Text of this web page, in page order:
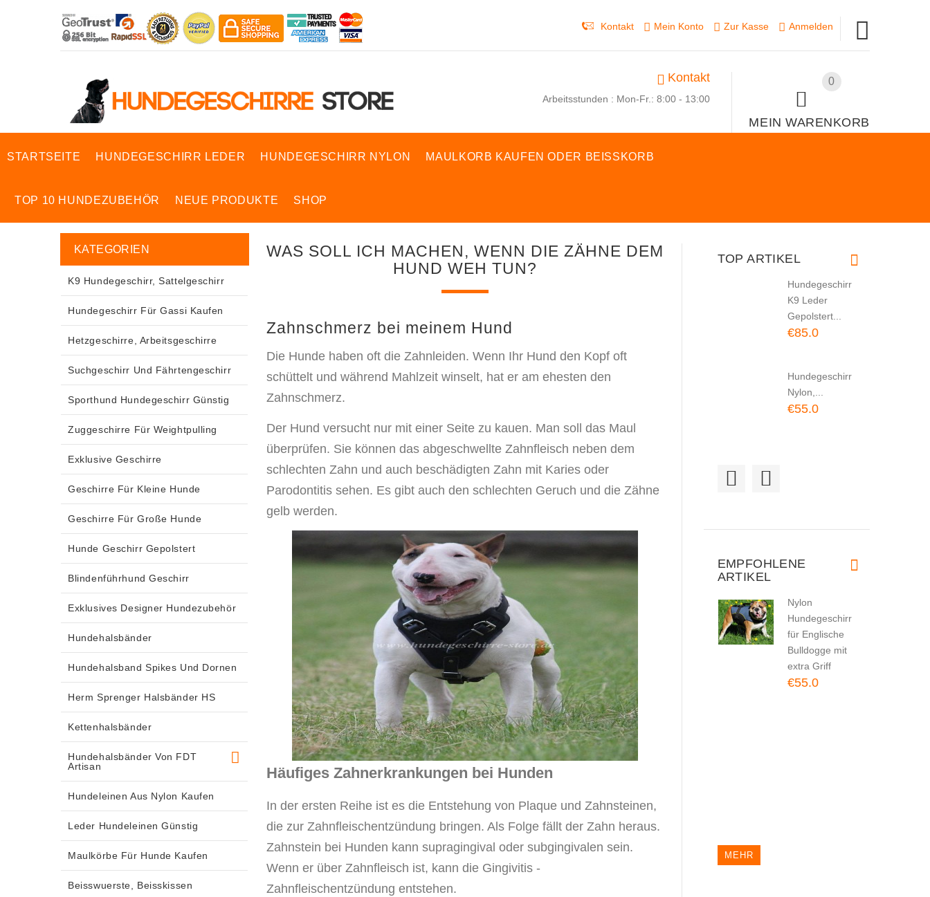
Kontakt Mein Konto Zur Kasse Anmelden
0
MEIN WARENKORB
Kontakt
Arbeitsstunden : Mon-Fr.: 8:00 - 13:00
STARTSEITE HUNDEGESCHIRR LEDER HUNDEGESCHIRR NYLON MAULKORB KAUFEN ODER BEISSKORB
TOP 10 HUNDEZUBEHÖR NEUE PRODUKTE SHOP
WAS SOLL ICH MACHEN, WENN DIE ZÄHNE DEM
HUND WEH TUN?
Zahnschmerz bei meinem Hund
Die Hunde haben oft die Zahnleiden. Wenn Ihr Hund den Kopf oft
schüttelt und während Mahlzeit winselt, hat er am ehesten den
Zahnschmerz.
Der Hund versucht nur mit einer Seite zu kauen. Man soll das Maul
überprüfen. Sie können das abgeschwellte Zahnfleisch neben dem
schlechten Zahn und auch beschädigten Zahn mit Karies oder
Parodontitis sehen. Es gibt auch den schlechten Geruch und die Zähne
gelb werden.
Häufiges Zahnerkrankungen bei Hunden
In der ersten Reihe ist es die Entstehung von Plaque und Zahnsteinen,
die zur Zahnfleischentzündung bringen. Als Folge fällt der Zahn heraus.
Zahnstein bei Hunden kann supragingival oder subgingivalen sein.
Wenn er über Zahnfleisch ist, kann die Gingivitis -
Zahnfleischentzündung entstehen.
KATEGORIEN
K9 Hundegeschirr, Sattelgeschirr
Hundegeschirr Für Gassi Kaufen
Hetzgeschirre, Arbeitsgeschirre
Suchgeschirr Und Fährtengeschirr
Sporthund Hundegeschirr Günstig
Zuggeschirre Für Weightpulling
Exklusive Geschirre
Geschirre Für Kleine Hunde
Geschirre Für Große Hunde
Hunde Geschirr Gepolstert
Blindenführhund Geschirr
Exklusives Designer Hundezubehör
Hundehalsbänder
Hundehalsband Spikes Und Dornen
Herm Sprenger Halsbänder HS
Kettenhalsbänder
Hundehalsbänder Von FDT
Artisan
Hundeleinen Aus Nylon Kaufen
Leder Hundeleinen Günstig
Maulkörbe Für Hunde Kaufen
Beisswuerste, Beisskissen
TOP ARTIKEL
Hundegeschirr
K9 Leder
Gepolstert...
€85.0
Hundegeschirr
Nylon,...
€55.0
Halsband
|...
€54.0
Hundegeschirr
Leder TOP-
Klasse |...
EMPFOHLENE
ARTIKEL
Nylon
Hundegeschirr
für Englische
Bulldogge mit
extra Griff
€55.0
MEHR